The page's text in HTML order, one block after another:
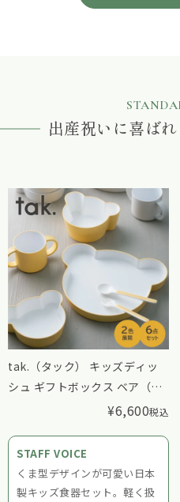
出産祝いに喜ば
tak.（タック） キッズディッ
シュ ギフトボックス ベア（カ
¥6,600税込
STAFF VOICE
くま型デザインが可愛い日本
製キッズ食器セット。軽く扱